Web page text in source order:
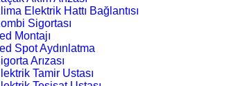
Elektrik Hattı Bağlantısı
Sigortası
Montajı
Spot Aydınlatma
Arızası
Tamir Ustası